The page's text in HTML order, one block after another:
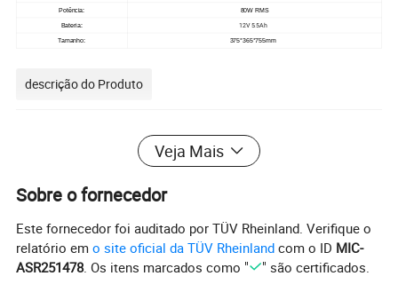
Potência: 80W RMS
Bateria: 12V 5.5Ah
Tamanho: 375*365*755mm
descrição do Produto
Veja Mais
Sobre o fornecedor
Este fornecedor foi auditado por TÜV Rheinland. Verifique o
relatório emo site oficial da TÜV Rheinland com o ID MIC-
ASR251478. Os itens marcados como " " são certificados.